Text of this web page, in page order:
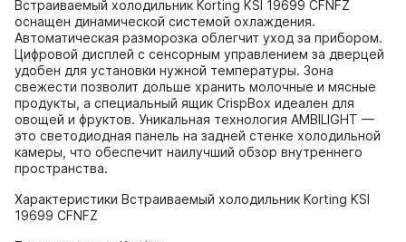
Встраиваемый холодильник Korting KSI 19699 CFNFZ
оснащен динамической системой охлаждения.
Автоматическая разморозка облегчит уход за прибором.
Цифровой дисплей с сенсорным управлением за дверцей
удобен для установки нужной температуры. Зона
свежести позволит дольше хранить молочные и мясные
продукты, а специальный ящик CrispBox идеален для
овощей и фруктов. Уникальная технология AMBILIGHT —
это светодиодная панель на задней стенке холодильной
камеры, что обеспечит наилучший обзор внутреннего
пространства.
Характеристики Встраиваемый холодильник Korting KSI
19699 CFNFZ